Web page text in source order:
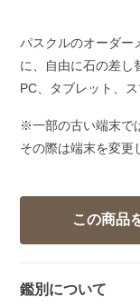
パスクルのオーダー
に、自由に石の差し
PC、タブレット、
※一部の古い端末で
その際は端末を変更
鑑別について